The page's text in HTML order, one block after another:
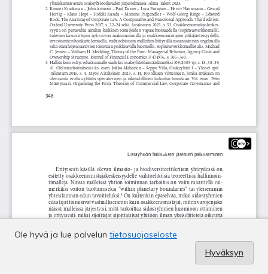
Ole hyvä ja lue palvelun tietosuojaseloste
Hyväksyn